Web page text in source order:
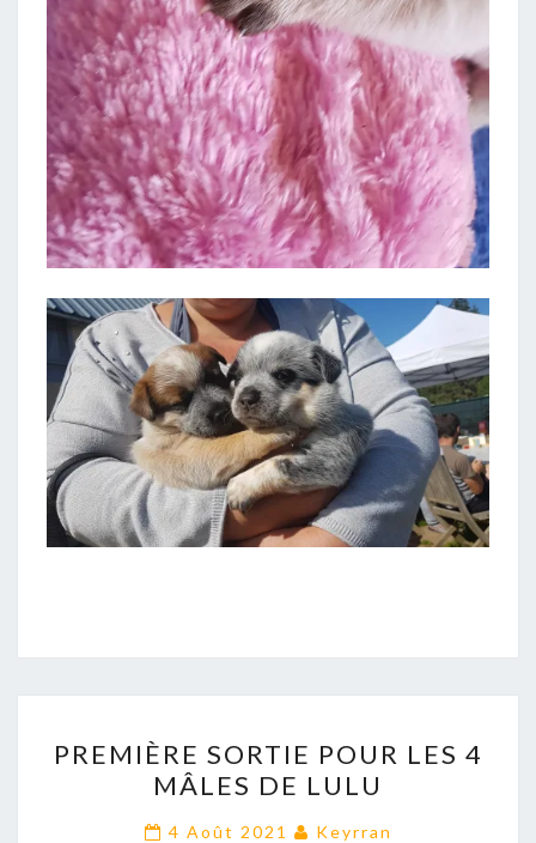
SORTIE
POUR
LES
PREMIÈRE SORTIE POUR LES 4
MÂLES DE LULU
4 Août 2021 Keyrran